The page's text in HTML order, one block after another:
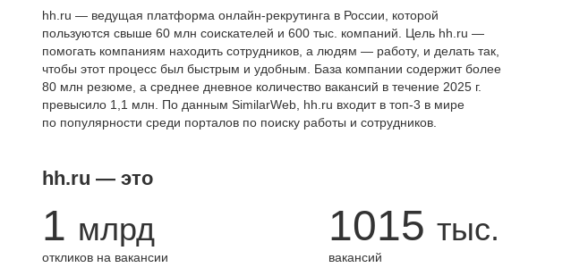
hh.ru — ведущая платформа онлайн-рекрутинга в России, которой
пользуются свыше 60 млн соискателей и 600 тыс. компаний. Цель hh.ru —
помогать компаниям находить сотрудников, а людям — работу, и делать так,
чтобы этот процесс был быстрым и удобным. База компании содержит более
80 млн резюме, а среднее дневное количество вакансий в течение 2025 г.
превысило 1,1 млн. По данным SimilarWeb, hh.ru входит в топ-3 в мире
по популярности среди порталов по поиску работы и сотрудников.
hh.ru — это
1 млрд
откликов на вакансии
1015 тыс.
вакансий